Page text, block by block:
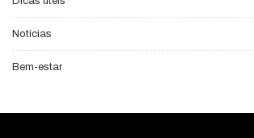
Notícias
Bem-estar